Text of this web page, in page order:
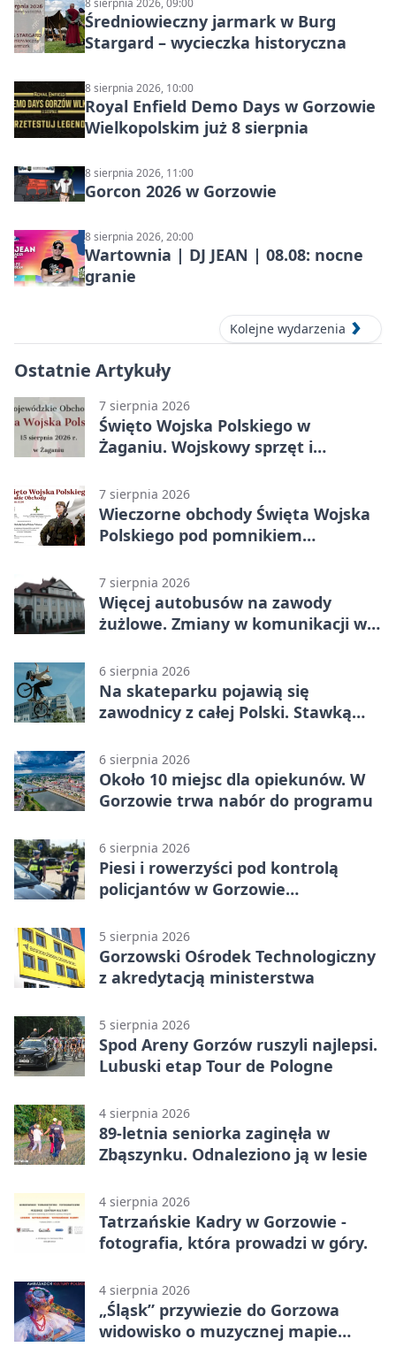
Średniowieczny jarmark w Burg
Stargard – wycieczka historyczna
8 sierpnia 2026, 10:00
Royal Enfield Demo Days w Gorzowie
Wielkopolskim już 8 sierpnia
8 sierpnia 2026, 11:00
Gorcon 2026 w Gorzowie
8 sierpnia 2026, 20:00
Wartownia | DJ JEAN | 08.08: nocne
granie
Kolejne wydarzenia
Ostatnie Artykuły
7 sierpnia 2026
Święto Wojska Polskiego w
Żaganiu. Wojskowy sprzęt i
7 sierpnia 2026
Wieczorne obchody Święta Wojska
Polskiego pod pomnikiem
7 sierpnia 2026
Więcej autobusów na zawody
żużlowe. Zmiany w komunikacji w
6 sierpnia 2026
Na skateparku pojawią się
zawodnicy z całej Polski. Stawką
6 sierpnia 2026
Około 10 miejsc dla opiekunów. W
Gorzowie trwa nabór do programu
6 sierpnia 2026
Piesi i rowerzyści pod kontrolą
policjantów w Gorzowie
5 sierpnia 2026
Gorzowski Ośrodek Technologiczny
z akredytacją ministerstwa
5 sierpnia 2026
Spod Areny Gorzów ruszyli najlepsi.
Lubuski etap Tour de Pologne
4 sierpnia 2026
89-letnia seniorka zaginęła w
Zbąszynku. Odnaleziono ją w lesie
4 sierpnia 2026
Tatrzańskie Kadry w Gorzowie -
fotografia, która prowadzi w góry.
4 sierpnia 2026
„Śląsk” przywiezie do Gorzowa
widowisko o muzycznej mapie